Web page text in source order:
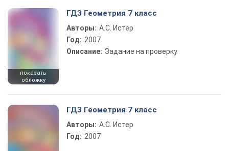
показать
обложку
ГДЗ Геометрия 7 класс
Авторы: А.С. Истер
Год: 2007
Описание: Задание на проверку
ГДЗ Геометрия 7 класс
Авторы: А.С. Истер
Год: 2007